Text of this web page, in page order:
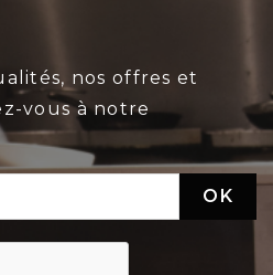
nos offres et
vous à notre